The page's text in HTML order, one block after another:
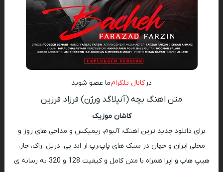
در کانال تلگرامما عضو شوید
متن اهنگ بچه (آنپلاگد ورژن) فرزاد فرزین
کاشان موزیک
برای دانلود جدید ترین اهنگ، آلبوم، ریمیکس و مداحی های روز و
محلی ایران و جهان در سبک های پاپ،رپ ار اند بی، دریل، راک، جاز،
هیپ هاپ و اپرا همراه با متن کامل و کیفیت 128 و 320 به رسانه ی